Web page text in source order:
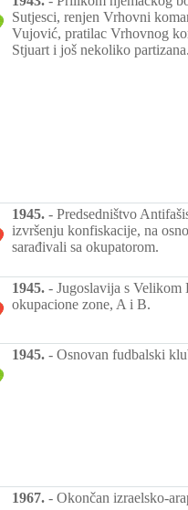
Sutjesci, renjen Vrhovni
Vujović, pratilac Vrhovnog
Stjuart i još nekoliko partizana.
1945. - Predsedništvo
izvršenju konfiskacije, na
sarađivali sa okupatorom.
1945. - Jugoslavija s
okupacione zone, A i B.
1945. - Osnovan fudbalski
1967. - Okončan izraelsko-